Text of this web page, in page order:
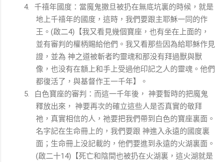
4.
千禧年國度：當魔鬼撒旦被扔在無底坑裏的時候，就是
地上千禧年的國度，這時，我們要跟主耶穌一同的作
王。 (啟二4)
【我又看見幾個寶座，也有坐在上面的，
並有審判的權柄賜給他們。我又看那些因為給耶穌作見
證，並為 神之道被斬者旳靈魂和那没有拜過獸與獸
像，也没有在額上和手上受過他印記之人的靈魂。他們
都復活了，與基督作王一千年】。
5. 白色寶座的審判：而這一千年後， 神要暫時的把魔鬼
釋放出來， 神要再次的確立這些人是否真實的敬拜
祂，真實相信的人，祂要把我們帶到白色的寶座裏面。
名字記在生命冊上的，我們要跟 神進入永遠的國度裏
面；生命冊上没記載的，他們要進到永遠的火湖裏面。
(啟二十14)
【死亡和陰間也被扔在火湖裏，這火湖就是